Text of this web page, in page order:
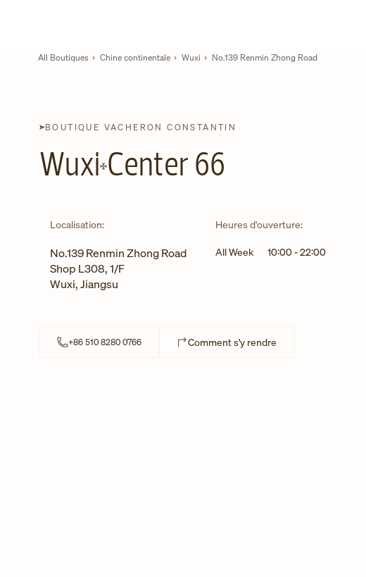
Return to Nav
All Boutiques Chine continentale Wuxi No.139 Renmin Zhong Road
BOUTIQUE VACHERON CONSTANTIN
Wuxi Center 66
Localisation:
No.139 Renmin Zhong Road
Shop L308, 1/F
Wuxi,Jiangsu
Heures d'ouverture:
All Week 10:00-22:00
+86 510 8280 0766 Comment s'y rendre